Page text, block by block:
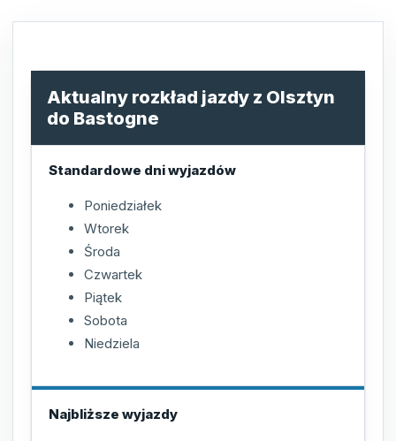
Aktualny rozkład jazdy z Olsztyn
do Bastogne
Standardowe dni wyjazdów
Poniedziałek
Wtorek
Środa
Czwartek
Piątek
Sobota
Niedziela
Najbliższe wyjazdy